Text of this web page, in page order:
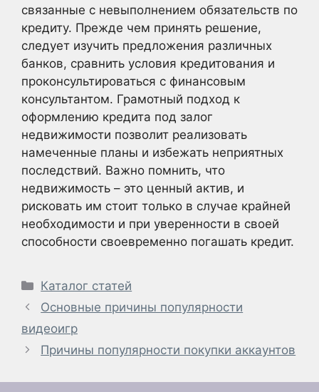
связанные с невыполнением обязательств по
кредиту. Прежде чем принять решение,
следует изучить предложения различных
банков, сравнить условия кредитования и
проконсультироваться с финансовым
консультантом. Грамотный подход к
оформлению кредита под залог
недвижимости позволит реализовать
намеченные планы и избежать неприятных
последствий. Важно помнить, что
недвижимость – это ценный актив, и
рисковать им стоит только в случае крайней
необходимости и при уверенности в своей
способности своевременно погашать кредит.
Рубрики
Каталог статей
Основные причины популярности
видеоигр
Причины популярности покупки аккаунтов